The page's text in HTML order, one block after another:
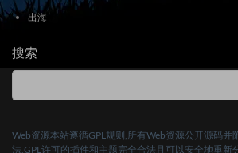
出海
搜索
Web资源本站遵循GPL规则,所有Web资源公开源码并
法,GPL许可的插件和主题完全合法且可以安全地重新